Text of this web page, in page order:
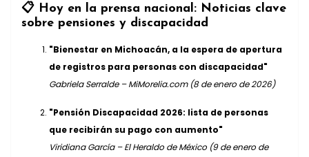
📋 Hoy en la prensa nacional: Noticias clave
sobre pensiones y discapacidad
"Bienestar en Michoacán, a la espera de apertura
de registros para personas con discapacidad"
Gabriela Serralde – MiMorelia.com (8 de enero de 2026)
"Pensión Discapacidad 2026: lista de personas
que recibirán su pago con aumento"
Viridiana García – El Heraldo de México (9 de enero de